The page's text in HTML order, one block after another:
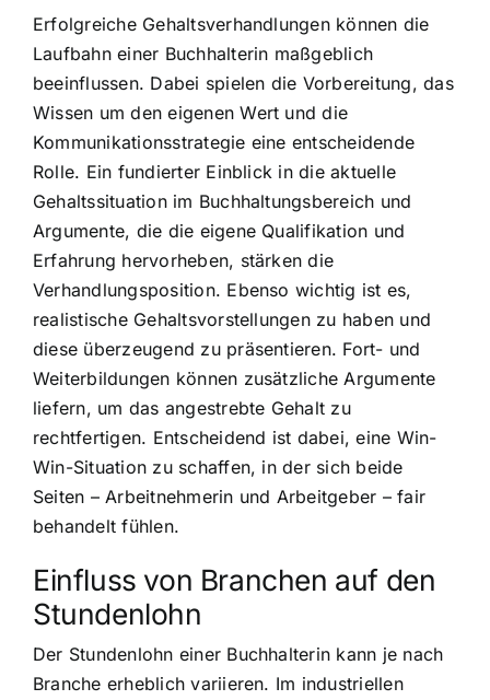
Erfolgreiche Gehaltsverhandlungen können die
Laufbahn einer Buchhalterin maßgeblich
beeinflussen. Dabei spielen die Vorbereitung, das
Wissen um den eigenen Wert und die
Kommunikationsstrategie eine entscheidende
Rolle. Ein fundierter Einblick in die aktuelle
Gehaltssituation im Buchhaltungsbereich und
Argumente, die die eigene Qualifikation und
Erfahrung hervorheben, stärken die
Verhandlungsposition. Ebenso wichtig ist es,
realistische Gehaltsvorstellungen zu haben und
diese überzeugend zu präsentieren. Fort- und
Weiterbildungen können zusätzliche Argumente
liefern, um das angestrebte Gehalt zu
rechtfertigen. Entscheidend ist dabei, eine Win-
Win-Situation zu schaffen, in der sich beide
Seiten – Arbeitnehmerin und Arbeitgeber – fair
behandelt fühlen.
Einfluss von Branchen auf den
Stundenlohn
Der Stundenlohn einer Buchhalterin kann je nach
Branche erheblich variieren. Im industriellen